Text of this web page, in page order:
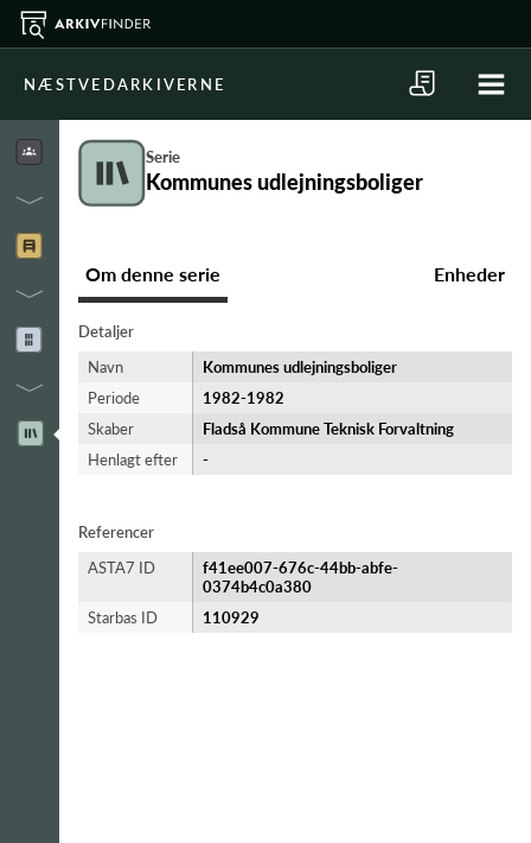
NÆSTVEDARKIVERNE
Serie
Kommunes udlejningsboliger
Om denne serie Enheder
Detaljer
Navn
Kommunes udlejningsboliger
Periode
1982-​1982
Skaber
Fladså Kommune Teknisk Forvaltning
Henlagt efter
-
Referencer
ASTA7 ID
f41ee007-676c-44bb-abfe-
0374b4c0a380
Starbas ID
110929